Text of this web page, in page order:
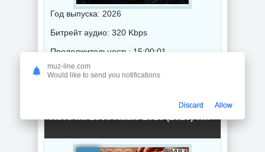
Год выпуска: 2026
Битрейт аудио: 320 Kbps
Продолжительность: 15:00:01
muz-line.com
Would like to send you notifications
Discard Allow